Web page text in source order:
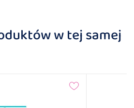
w tej samej